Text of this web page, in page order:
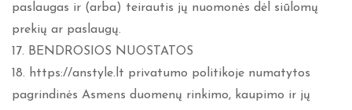
paslaugas ir (arba) teirautis jų nuomonės dėl siūlomų
prekių ar paslaugų.
17. BENDROSIOS NUOSTATOS
18. https://anstyle.lt privatumo politikoje numatytos
pagrindinės Asmens duomenų rinkimo, kaupimo ir jų